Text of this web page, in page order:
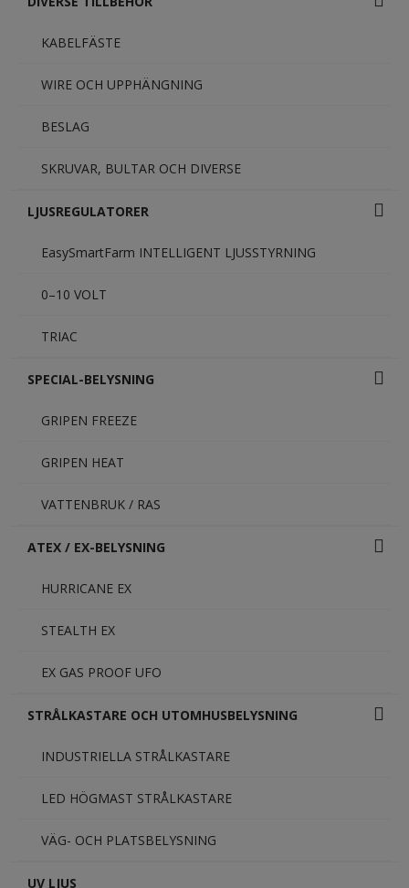
KABELFÄSTE
WIRE OCH UPPHÄNGNING
BESLAG
SKRUVAR, BULTAR OCH DIVERSE
LJUSREGULATORER
EasySmartFarm INTELLIGENT LJUSSTYRNING
0–10 VOLT
TRIAC
SPECIAL-BELYSNING
GRIPEN FREEZE
GRIPEN HEAT
VATTENBRUK / RAS
ATEX / EX-BELYSNING
HURRICANE EX
STEALTH EX
EX GAS PROOF UFO
STRÅLKASTARE OCH UTOMHUSBELYSNING
INDUSTRIELLA STRÅLKASTARE
LED HÖGMAST STRÅLKASTARE
VÄG- OCH PLATSBELYSNING
UV LJUS